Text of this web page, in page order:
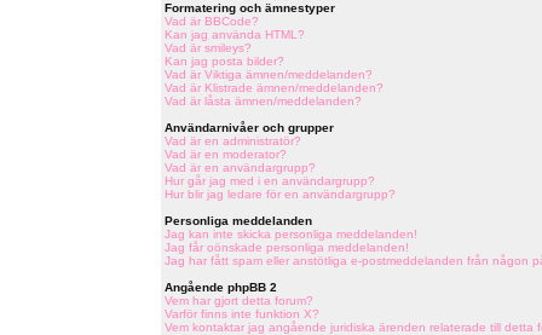
Formatering och ämnestyper
Vad är BBCode?
Kan jag använda HTML?
Vad är smileys?
Kan jag posta bilder?
Vad är Viktiga ämnen/meddelanden?
Vad är Klistrade ämnen/meddelanden?
Vad är låsta ämnen/meddelanden?
Användarnivåer och grupper
Vad är en administratör?
Vad är en moderator?
Vad är en användargrupp?
Hur går jag med i en användargrupp?
Hur blir jag ledare för en användargrupp?
Personliga meddelanden
Jag kan inte skicka personliga meddelanden!
Jag får oönskade personliga meddelanden!
Jag har fått spam eller anstötliga e-postmeddelanden från någon
Angående phpBB 2
Vem har gjort detta forum?
Varför finns inte funktion X?
Vem kontaktar jag angående juridiska ärenden relaterade till detta